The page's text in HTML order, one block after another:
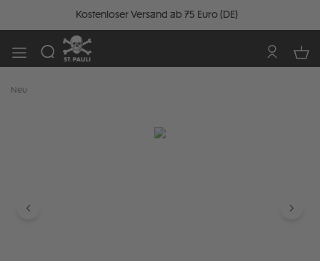
Kostenloser Versand ab 75 Euro (DE)
Neu